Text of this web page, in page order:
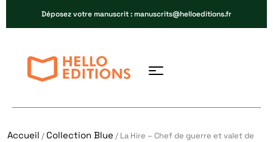
Déposez votre manuscrit : manuscrits@helloeditions.fr
Accueil /Collection Blue / La Hire – Chef de guerre et valet de